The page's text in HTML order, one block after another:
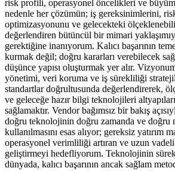
risk profili, operasyonel öncelikleri ve
nedenle her çözümün; iş gereksinimlerini,
optimizasyonunu ve gelecekteki
değerlendiren bütüncül bir mimari
gerektiğine inanıyorum. Kalıcı başarının
kurmak değil; doğru kararları verebilecek
düşünce yapısı oluşturmak yer alır.
yönetimi, veri koruma ve iş sürekliliği
standartlar doğrultusunda değerlendirerek,
ve geleceğe hazır bilgi teknolojileri
sağlamaktır. Vendor bağımsız bir bakış
doğru teknolojinin doğru zamanda ve doğru
kullanılmasını esas alıyor; gereksiz yatırım
operasyonel verimliliği artıran ve uzun
geliştirmeyi hedefliyorum. Teknolojinin
dünyada, kalıcı başarının ancak sağlam